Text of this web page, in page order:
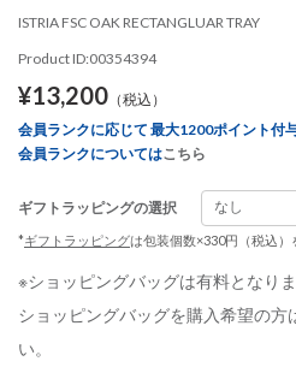
ISTRIA FSC OAK RECTANGLUAR TRAY
Product ID:00354394
¥13,200 （税込）
会員ランクに応じて 最大1200ポイント付
会員ランクについてはこちら
ギフトラッピングの選択
*ギフトラッピングは包装個数×330円（税込）
※ショッピングバッグは有料となりま
ショッピングバッグを購入希望の方
い。